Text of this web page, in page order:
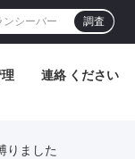
調査
連絡 ください
りました